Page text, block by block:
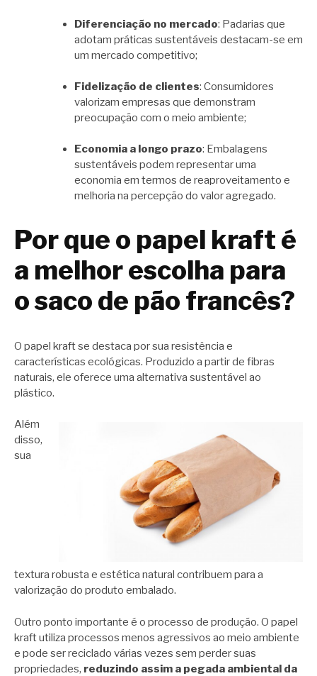
Diferenciação no mercado: Padarias que
adotam práticas sustentáveis destacam-se em
um mercado competitivo;
Fidelização de clientes: Consumidores
valorizam empresas que demonstram
preocupação com o meio ambiente;
Economia a longo prazo: Embalagens
sustentáveis podem representar uma
economia em termos de reaproveitamento e
melhoria na percepção do valor agregado.
Por que o papel kraft é
a melhor escolha para
o saco de pão francês?
O papel kraft se destaca por sua resistência e
características ecológicas. Produzido a partir de fibras
naturais, ele oferece uma alternativa sustentável ao
plástico.
Além
disso,
sua
textura robusta e estética natural contribuem para a
valorização do produto embalado.
Outro ponto importante é o processo de produção. O papel
kraft utiliza processos menos agressivos ao meio ambiente
e pode ser reciclado várias vezes sem perder suas
propriedades, reduzindo assim a pegada ambiental da